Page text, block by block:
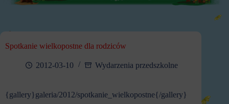
Spotkanie wielkopostne dla rodziców
2012-03-10 Wydarzenia przedszkolne
{gallery}galeria/2012/spotkanie_wielkopostne{/gallery}